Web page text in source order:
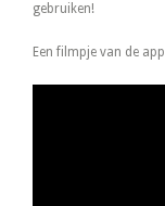
gebruiken!
Een filmpje van de app